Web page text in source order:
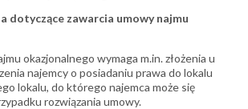
dotyczące zawarcia umowy najmu
okazjonalnego wymaga m.in. złożenia u
najemcy o posiadaniu prawa do lokalu
lokalu, do którego najemca może się
rozwiązania umowy.